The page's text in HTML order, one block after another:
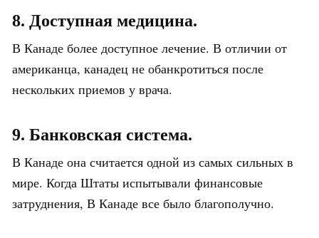
8. Доступная медицина.
В Канаде более доступное лечение. В отличии от
американца, канадец не обанкротиться после
нескольких приемов у врача.
9. Банковская система.
В Канаде она считается одной из самых сильных в
мире. Когда Штаты испытывали финансовые
затруднения, В Канаде все было благополучно.